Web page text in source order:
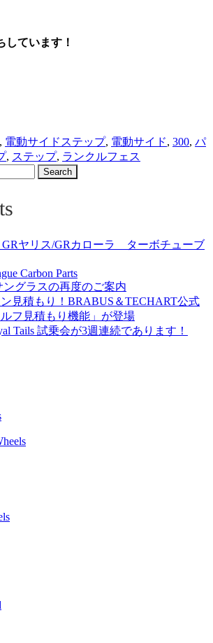
しています！
, 電動サイドステップ, 電動サイド, 300, パ
, ステップ, ランクルフェス
ヤリス/GRカローラ ターボチューブ
Carbon Parts
ングラスの再度のご案内
見積もり！BRABUS＆TECHART公式
フ見積もり機能」が登場
Tails 試乗会が3週連続であります！